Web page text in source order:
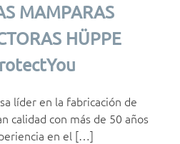
MAMPARAS
HÜPPE
líder en la fabricación de
calidad con más de 50 años
en el […]